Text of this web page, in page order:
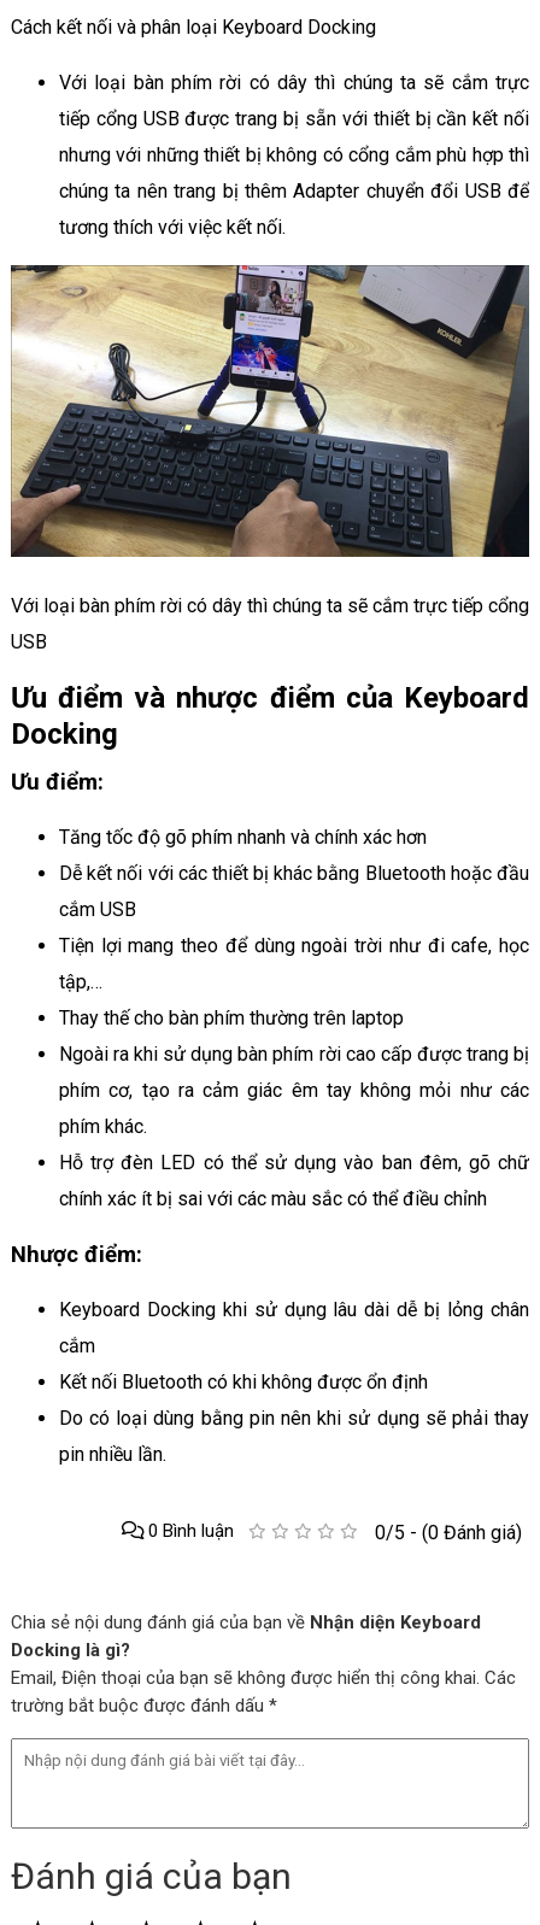
Cách kết nối và phân loại Keyboard Docking
Với loại bàn phím rời có dây thì chúng ta sẽ cắm trực
tiếp cổng USB được trang bị sẵn với thiết bị cần kết nối
nhưng với những thiết bị không có cổng cắm phù hợp thì
chúng ta nên trang bị thêm Adapter chuyển đổi USB để
tương thích với việc kết nối.
Với loại bàn phím rời có dây thì chúng ta sẽ cắm trực tiếp cổng
USB
Ưu điểm và nhược điểm của Keyboard
Docking
Ưu điểm:
Tăng tốc độ gõ phím nhanh và chính xác hơn
Dễ kết nối với các thiết bị khác bằng Bluetooth hoặc đầu
cắm USB
Tiện lợi mang theo để dùng ngoài trời như đi cafe, học
tập,…
Thay thế cho bàn phím thường trên laptop
Ngoài ra khi sử dụng bàn phím rời cao cấp được trang bị
phím cơ, tạo ra cảm giác êm tay không mỏi như các
phím khác.
Hỗ trợ đèn LED có thể sử dụng vào ban đêm, gõ chữ
chính xác ít bị sai với các màu sắc có thể điều chỉnh
Nhược điểm:
Keyboard Docking khi sử dụng lâu dài dễ bị lỏng chân
cắm
Kết nối Bluetooth có khi không được ổn định
Do có loại dùng bằng pin nên khi sử dụng sẽ phải thay
pin nhiều lần.
0/5 - (0 Đánh giá)
0 Bình luận
Chia sẻ nội dung đánh giá của bạn về Nhận diện Keyboard
Docking là gì?
Email, Điện thoại của bạn sẽ không được hiển thị công khai. Các
trường bắt buộc được đánh dấu *
Đánh giá của bạn